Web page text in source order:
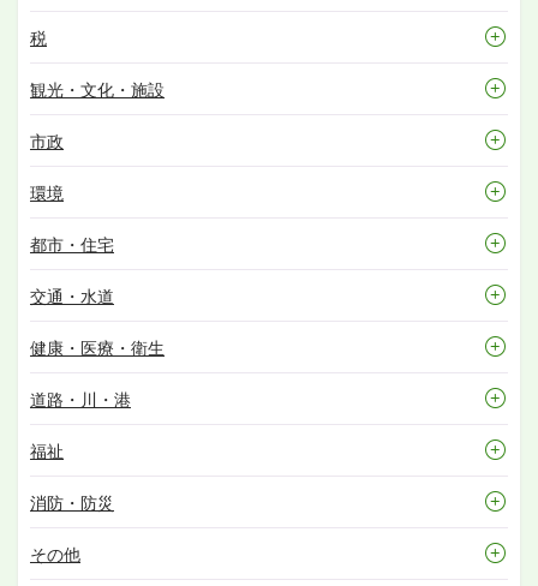
税
観光・文化・施設
市政
環境
都市・住宅
交通・水道
健康・医療・衛生
道路・川・港
福祉
消防・防災
その他